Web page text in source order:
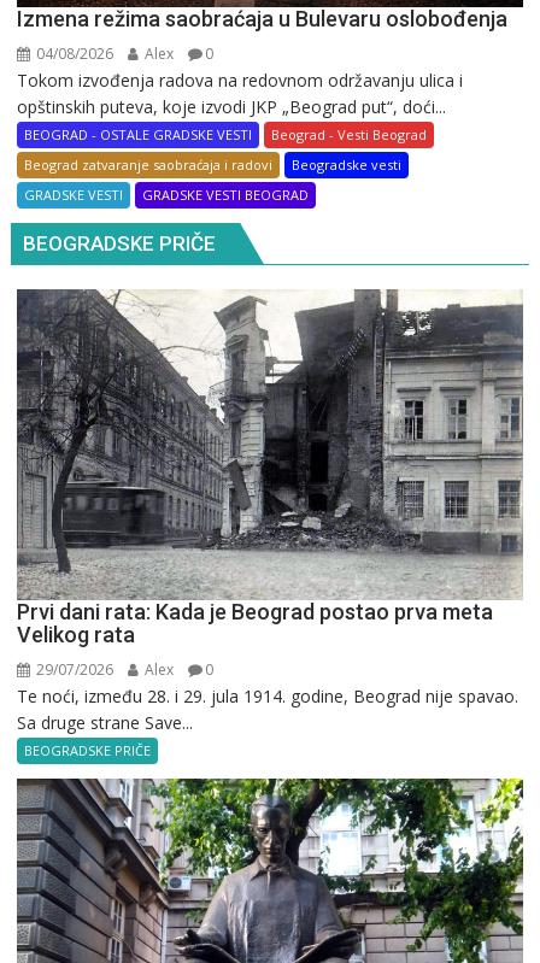
Izmena režima saobraćaja u Bulevaru oslobođenja
04/08/2026 Alex 0
Tokom izvođenja radova na redovnom održavanju ulica i
opštinskih puteva, koje izvodi JKP „Beograd put“, doći...
BEOGRAD - OSTALE GRADSKE VESTI
Beograd - Vesti Beograd
Beograd zatvaranje saobraćaja i radovi
Beogradske vesti
GRADSKE VESTI
GRADSKE VESTI BEOGRAD
BEOGRADSKE PRIČE
Prvi dani rata: Kada je Beograd postao prva meta
Velikog rata
29/07/2026 Alex 0
Te noći, između 28. i 29. jula 1914. godine, Beograd nije spavao.
Sa druge strane Save...
BEOGRADSKE PRIČE